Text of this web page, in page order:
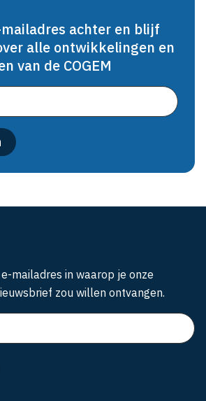
achter en blijf
alle ontwikkelingen en
van de COGEM
mailadres in waarop je onze
zou willen ontvangen.